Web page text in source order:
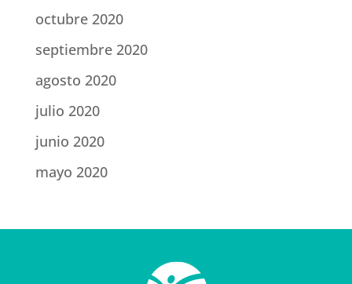
octubre 2020
septiembre 2020
agosto 2020
julio 2020
junio 2020
mayo 2020